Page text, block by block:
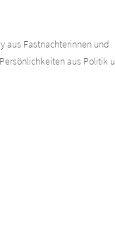
aus Fastnachterinnen und
aus Politik